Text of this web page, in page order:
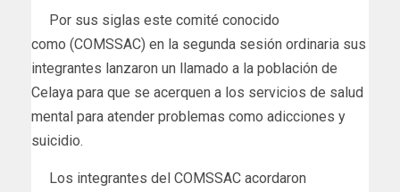
Por sus siglas este comité conocido
como (COMSSAC) en la segunda sesión ordinaria sus
integrantes lanzaron un llamado a la población de
Celaya para que se acerquen a los servicios de salud
mental para atender problemas como adicciones y
suicidio.
Los integrantes del COMSSAC acordaron